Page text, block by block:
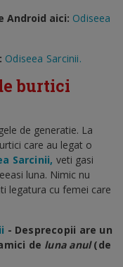
Android aici: Odiseea
Odiseea Sarcinii.
burtici
de generatie. La
care au legat o
Sarcinii, veti gasi
luna. Nimic nu
legatura cu femei care
- Desprecopii are un
de luna anul (de